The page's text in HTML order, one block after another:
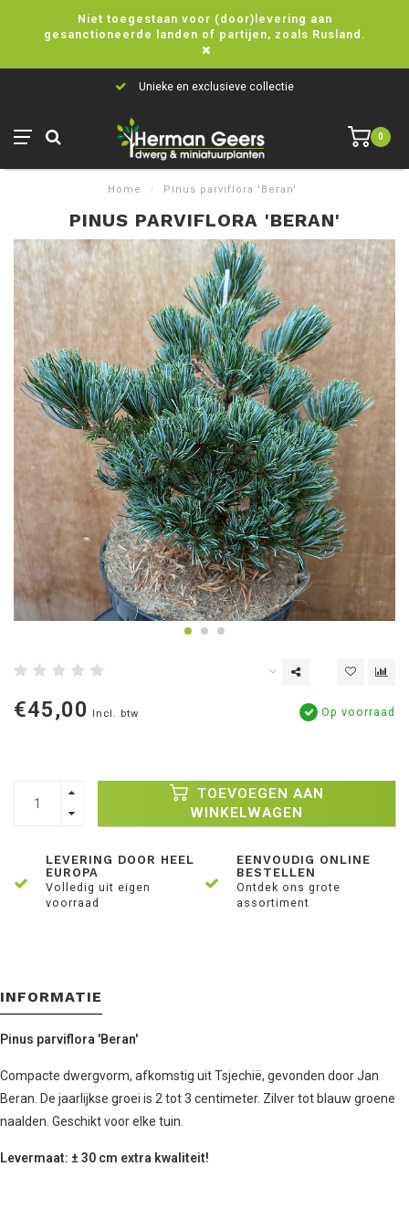
Niet toegestaan voor (door)levering aan
gesanctioneerde landen of partijen, zoals Rusland.
Unieke en exclusieve collectie
0
Home / Pinus parviflora 'Beran'
PINUS PARVIFLORA 'BERAN'
€45,00 Incl. btw Op voorraad
TOEVOEGEN AAN
WINKELWAGEN
LEVERING DOOR HEEL
EUROPA
Volledig uit eigen
voorraad
EENVOUDIG ONLINE
BESTELLEN
Ontdek ons grote
assortiment
INFORMATIE
Pinus parviflora 'Beran'
Compacte dwergvorm, afkomstig uit Tsjechië, gevonden door Jan
Beran. De jaarlijkse groei is 2 tot 3 centimeter. Zilver tot blauw groene
naalden. Geschikt voor elke tuin.
Levermaat: ± 30 cm extra kwaliteit!